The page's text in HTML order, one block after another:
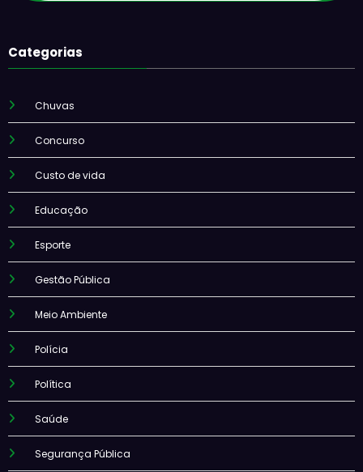
Categorias
Chuvas
Concurso
Custo de vida
Educação
Esporte
Gestão Pública
Meio Ambiente
Polícia
Política
Saúde
Segurança Pública